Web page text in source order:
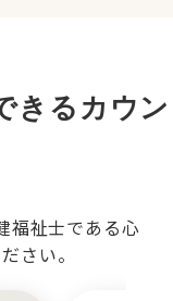
きるカウン
福祉士である心
さい。